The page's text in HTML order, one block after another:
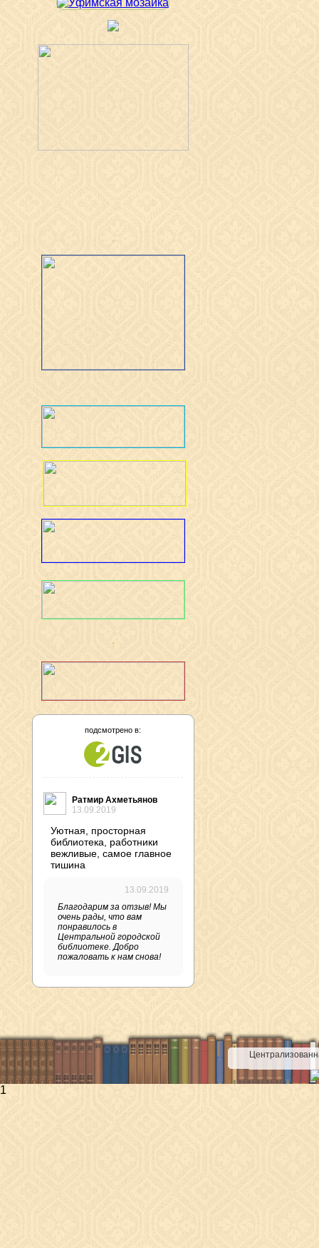
подсмотрено в:
Ратмир Ахметьянов
13.09.2019
Уютная, просторная
библиотека, работники
вежливые, самое главное
тишина
13.09.2019
Благодарим за отзыв! Мы
очень рады, что вам
понравилось в
Центральной городской
библиотеке. Добро
пожаловать к нам снова!
1